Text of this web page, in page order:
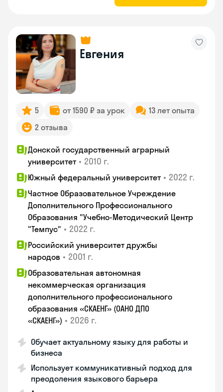
Евгения
5 от 1590 ₽ за урок
13 лет опыта
2 отзыва
Донской государственный аграрный
университет • 2010 г.
Южный федеральный университет • 2022 г.
Частное Образовательное Учреждение
Дополнительного Профессионального
Образования "Учебно-Методический Центр
"Темпус" • 2022 г.
Российский университет дружбы
народов • 2001 г.
Образовательная автономная
некоммерческая организация
дополнительного профессионального
образования «СКАЕНГ» (ОАНО ДПО
«СКАЕНГ») • 2026 г.
Обучает актуальному языку для работы и
бизнеса
Использует коммуникативный подход для
преодоления языкового барьера